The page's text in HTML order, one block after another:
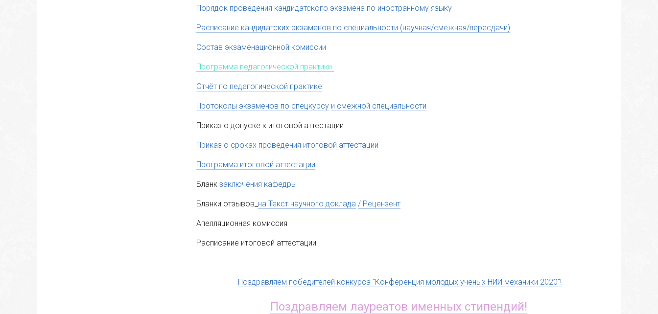
Порядок проведения кандидатского экзамена по иностранному языку
Расписание кандидатских экзаменов по специальности (научная/смежная/пересдачи)
Состав экзаменационной комиссии
Программа педагогической практики
Отчёт по педагогической практике
Протоколы экзаменов по спецкурсу и смежной специальности
Приказ о допуске к итоговой аттестации
Приказ о сроках проведения итоговой аттестации
Программа итоговой аттестации
Бланк заключения кафедры
Бланки отзывов_ на Текст научного доклада / Рецензент
Апелляционная комиссия
Расписание итоговой аттестации
Поздравляем победителей конкурса "Конференция молодых учёных НИИ механики 2020"!
Поздравляем лауреатов именных стипендий!